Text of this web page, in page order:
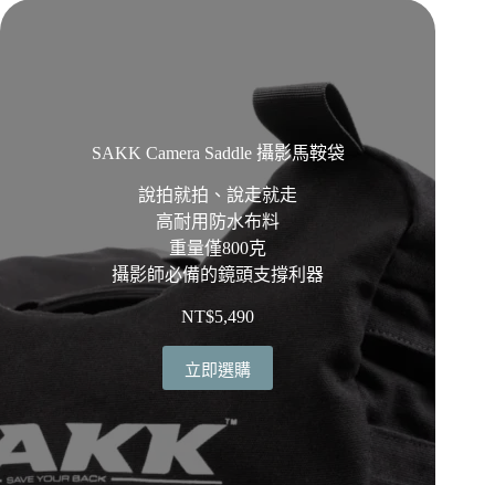
SAKK Camera Saddle 攝影馬鞍袋
說拍就拍、說走就走
高耐用防水布料
重量僅800克
攝影師必備的鏡頭支撐利器
NT$5,490
立即選購